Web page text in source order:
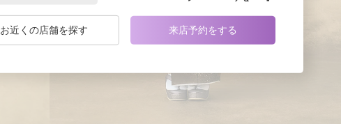
お近くの店舗を探す 来店予約をする